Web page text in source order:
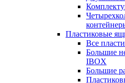
Пластиковые
Все
Большие
IBOX
Большие